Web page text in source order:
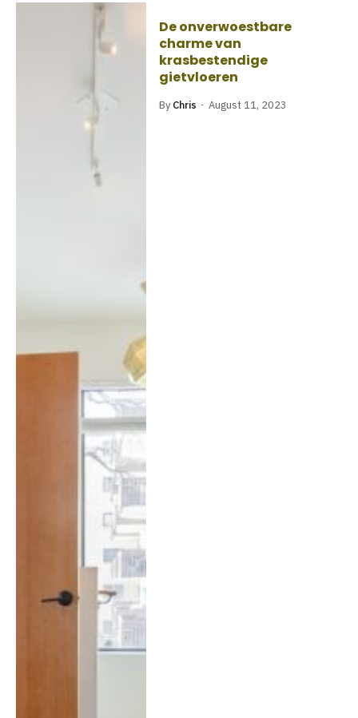
De onverwoestbare
charme van
krasbestendige
gietvloeren
By Chris August 11, 2023